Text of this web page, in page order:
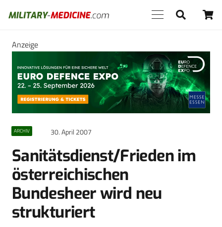
Anzeige
ARCHIV 30. April 2007
Sanitätsdienst/Frieden im
österreichischen
Bundesheer wird neu
strukturiert